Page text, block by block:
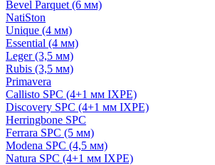
Bevel Parquet (6 мм)
NatiSton
Unique (4 мм)
Essential (4 мм)
Leger (3,5 мм)
Rubis (3,5 мм)
Primavera
Callisto SPC (4+1 мм IXPE)
Discovery SPC (4+1 мм IXPE)
Herringbone SPC
Ferrara SPC (5 мм)
Modena SPC (4,5 мм)
Natura SPC (4+1 мм IXPE)